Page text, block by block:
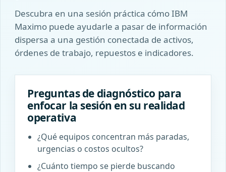
Descubra en una sesión práctica cómo IBM
Maximo puede ayudarle a pasar de información
dispersa a una gestión conectada de activos,
órdenes de trabajo, repuestos e indicadores.
Preguntas de diagnóstico para
enfocar la sesión en su realidad
operativa
¿Qué equipos concentran más paradas,
urgencias o costos ocultos?
¿Cuánto tiempo se pierde buscando